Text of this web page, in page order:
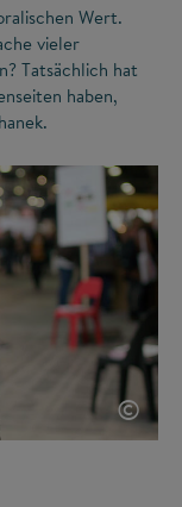
Wert.
vieler
Tatsächlich hat
haben,
©